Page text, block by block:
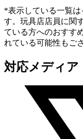
*表示している一覧
す。玩具店店員に関
ている方へのおすす
れている可能性もご
対応メディア